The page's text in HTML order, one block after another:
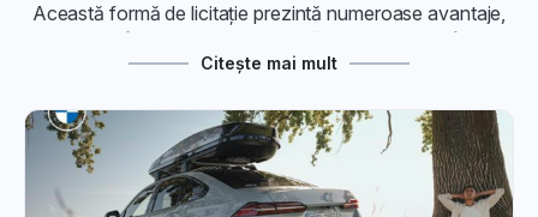
Această formă de licitație prezintă numeroase avantaje,
transformând procesul de cumpărare a mașinilor într-o
experiență accesibilă și transparentă.
Citește mai mult